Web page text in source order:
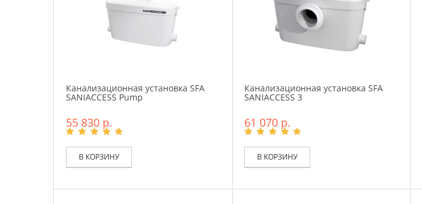
Канализационная установка SFA
SANIACCESS Pump
55 830 р.
В КОРЗИНУ
Канализационная установка SFA
SANIACCESS 3
61 070 р.
В КОРЗИНУ